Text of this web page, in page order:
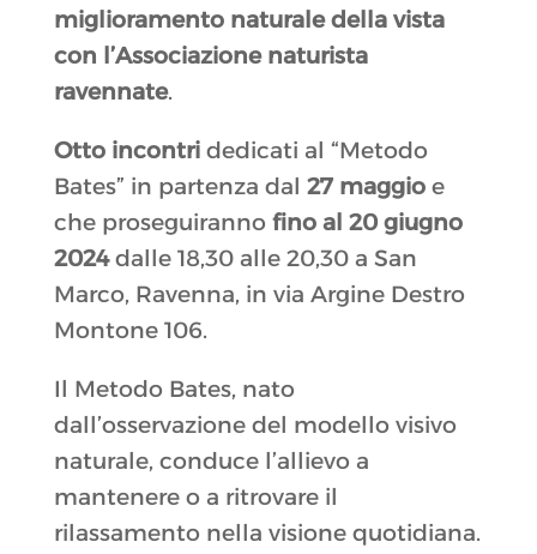
miglioramento naturale della vista
con l’Associazione naturista
ravennate.
Otto incontridedicati al “Metodo
Bates” in partenza dal 27 maggioe
che proseguiranno fino al 20 giugno
2024dalle 18,30 alle 20,30 a San
Marco, Ravenna, in via Argine Destro
Montone 106.
Il Metodo Bates, nato
dall’osservazione del modello visivo
naturale, conduce l’allievo a
mantenere o a ritrovare il
rilassamento nella visione quotidiana.